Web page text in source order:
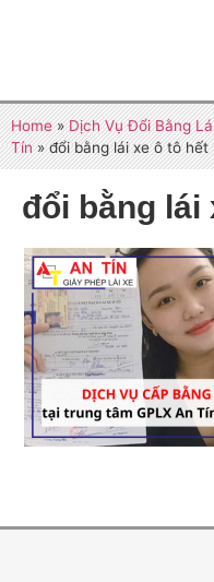
Home » Dịch Vụ Đổi Bằng
Tín » đổi bằng lái xe ô tô hết
đổi bằng lái